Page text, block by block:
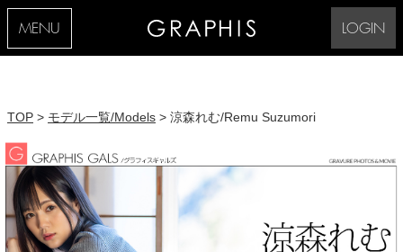
MENU LOGIN
TOP > モデル一覧/Models > 涼森れむ/Remu Suzumori